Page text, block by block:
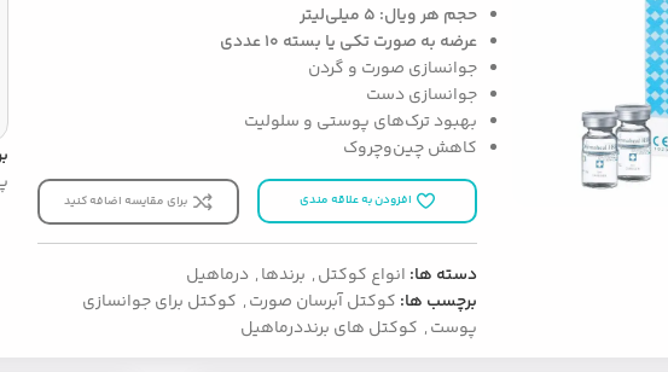
حجم هر ویال: 5 میلی‌لیتر
عرضه به صورت تکی یا بسته 10 عددی
جوانسازی صورت و گردن
جوانسازی دست
بهبود ترک‌های پوستی و سلولیت
کاهش چین‌وچروک
افزودن به علاقه مندی برای مقایسه اضافه کنید
دسته ها: انواع کوکتل, برندها, درماهیل
برچسب ها: کوکتل آبرسان صورت, کوکتل برای جوانسازی
پوست, کوکتل های برنددرماهیل